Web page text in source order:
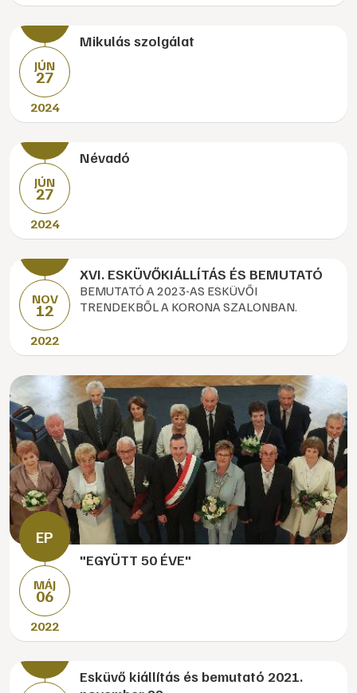
JÚN
27
2024
Mikulás szolgálat
JÚN
27
2024
Névadó
NOV
12
2022
XVI. ESKÜVŐKIÁLLÍTÁS ÉS BEMUTATÓ
BEMUTATÓ A 2023-AS ESKÜVŐI
TRENDEKBŐL A KORONA SZALONBAN.
MÁJ
06
2022
"EGYÜTT 50 ÉVE"
Esküvő kiállítás és bemutató 2021.